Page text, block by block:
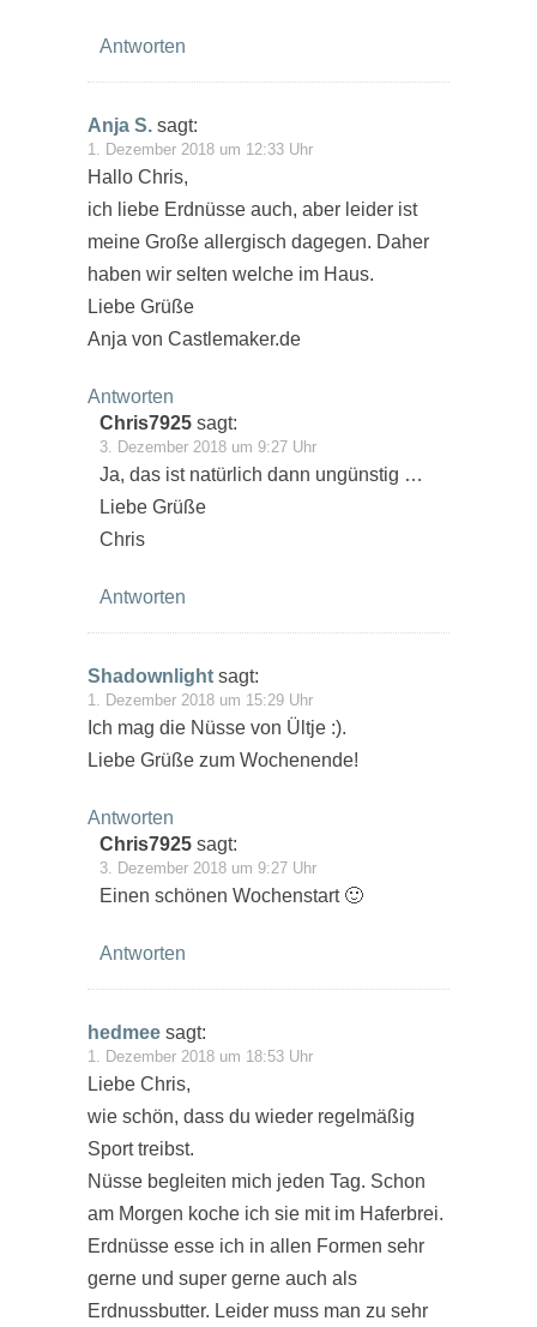
Antworten
Anja S. sagt:
1. Dezember 2018 um 12:33 Uhr
Hallo Chris,
ich liebe Erdnüsse auch, aber leider ist
meine Große allergisch dagegen. Daher
haben wir selten welche im Haus.
Liebe Grüße
Anja von Castlemaker.de
Antworten
Chris7925 sagt:
3. Dezember 2018 um 9:27 Uhr
Ja, das ist natürlich dann ungünstig …
Liebe Grüße
Chris
Antworten
Shadownlight sagt:
1. Dezember 2018 um 15:29 Uhr
Ich mag die Nüsse von Ültje :).
Liebe Grüße zum Wochenende!
Antworten
Chris7925 sagt:
3. Dezember 2018 um 9:27 Uhr
Einen schönen Wochenstart 🙂
Antworten
hedmee sagt:
1. Dezember 2018 um 18:53 Uhr
Liebe Chris,
wie schön, dass du wieder regelmäßig
Sport treibst.
Nüsse begleiten mich jeden Tag. Schon
am Morgen koche ich sie mit im Haferbrei.
Erdnüsse esse ich in allen Formen sehr
gerne und super gerne auch als
Erdnussbutter. Leider muss man zu sehr